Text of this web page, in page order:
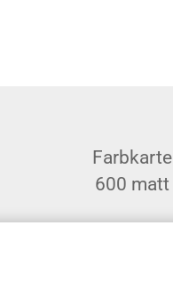
Farbkarte
600 matt